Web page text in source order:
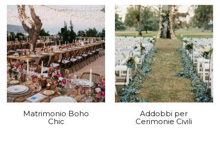
Matrimonio Boho
Chic
Addobbi per
Cerimonie Civili